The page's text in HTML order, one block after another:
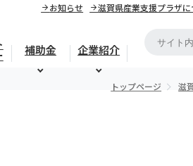
補助金 企業紹介
お知らせ 滋賀県産業支援プラザに
トップページ 滋